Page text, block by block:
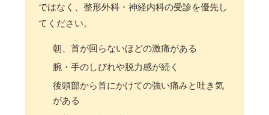
ではなく、整形外科・神経内科の受診を優先し
てください。
朝、首が回らないほどの激痛がある
腕・手のしびれや脱力感が続く
後頭部から首にかけての強い痛みと吐き気
がある